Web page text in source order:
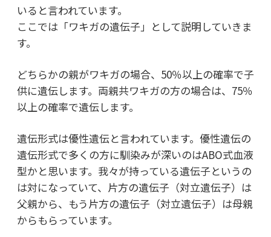
いると言われています。
ここでは「ワキガの遺伝子」として説明していきま
す。
どちらかの親がワキガの場合、50％以上の確率で子
供に遺伝します。両親共ワキガの方の場合は、75％
以上の確率で遺伝します。
遺伝形式は優性遺伝と言われています。優性遺伝の
遺伝形式で多くの方に馴染みが深いのはABO式血液
型かと思います。我々が持っている遺伝子というの
は対になっていて、片方の遺伝子（対立遺伝子）は
父親から、もう片方の遺伝子（対立遺伝子）は母親
からもらっています。